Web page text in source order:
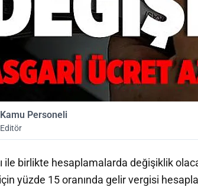
Kamu Personeli
Editör
ile birlikte hesaplamalarda değişiklik
yüzde 15 oranında gelir vergisi